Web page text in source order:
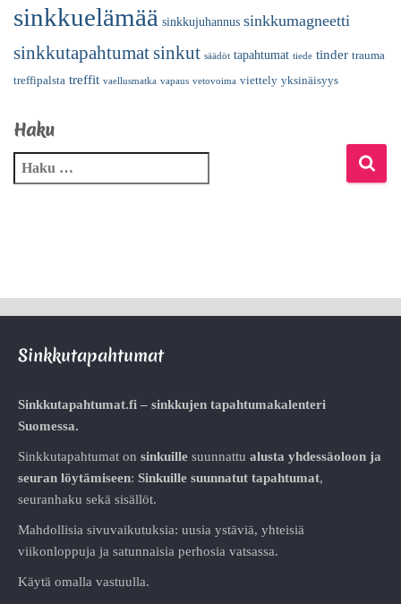
sinkkuelämää sinkkujuhannus sinkkumagneetti
sinkkutapahtumatsinkut säädöt tapahtumat tiede tinder trauma
treffipalsta treffit vaellusmatka vapaus vetovoima viettely yksinäisyys
Haku
Sinkkutapahtumat
Sinkkutapahtumat.fi – sinkkujen tapahtumakalenteri
Suomessa.
Sinkkutapahtumat on sinkuille suunnattu alusta yhdessäoloon ja
seuran löytämiseen: Sinkuille suunnatut tapahtumat,
seuranhaku sekä sisällöt.
Mahdollisia sivuvaikutuksia: uusia ystäviä, yhteisiä
viikonloppuja ja satunnaisia perhosia vatsassa.
Käytä omalla vastuulla.